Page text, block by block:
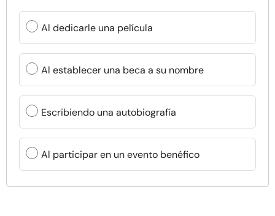
Al dedicarle una película
Al establecer una beca a su nombre
Escribiendo una autobiografía
Al participar en un evento benéfico